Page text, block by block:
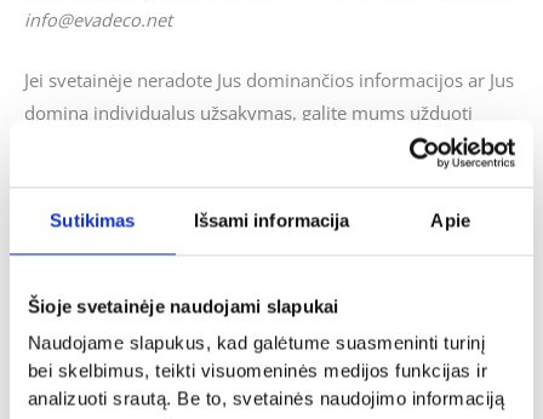
Sutikimas Išsami informacija Apie
Šioje svetainėje naudojami slapukai
Naudojame slapukus, kad galėtume suasmeninti turinį
bei skelbimus, teikti visuomeninės medijos funkcijas ir
analizuoti srautą. Be to, svetainės naudojimo informaciją
info@evadeco.net
Jei svetainėje neradote Jus dominančios informacijos ar Jus
domina individualus užsakymas, galite mums užduoti
klausimus ir mes pasistengsime kuo skubiau į juos
Panašūs produktai
Šaukšteliai